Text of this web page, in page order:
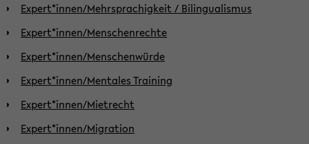
Expert*innen/Mehrsprachigkeit / Bilingualismus
Expert*innen/Menschenrechte
Expert*innen/Menschenwürde
Expert*innen/Mentales Training
Expert*innen/Mietrecht
Expert*innen/Migration